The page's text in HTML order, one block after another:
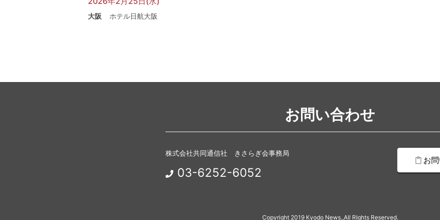
大阪 ホテル日航大阪
お問い合わせ
株式会社共同通信社 きさらぎ会事務局
03-6252-6052
お
Copyright 2019 Kyodo News.,All RIghts Reserved.